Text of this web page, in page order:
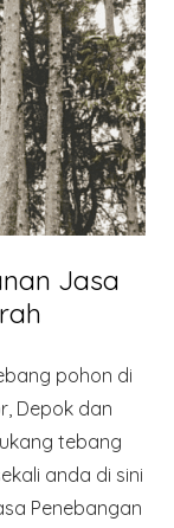
Jasa
pohon di
Depok dan
tebang
anda di sini
Penebangan